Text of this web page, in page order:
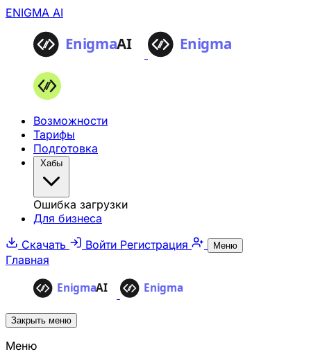
ENIGMA AI
Возможности
Тарифы
Подготовка
Хабы
Ошибка загрузки
Для бизнеса
Скачать
Войти Регистрация Меню
Главная
Закрыть меню
Меню